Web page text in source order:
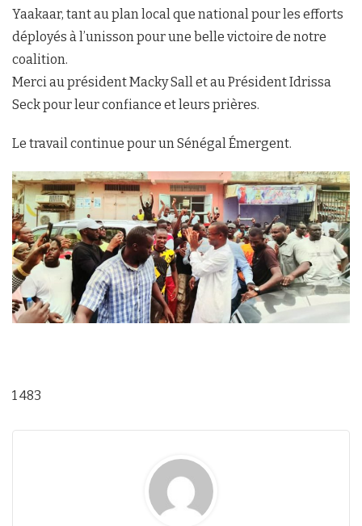
Yaakaar, tant au plan local que national pour les efforts
déployés à l’unisson pour une belle victoire de notre
coalition.
Merci au président Macky Sall et au Président Idrissa
Seck pour leur confiance et leurs prières.
Le travail continue pour un Sénégal Émergent.
1 483